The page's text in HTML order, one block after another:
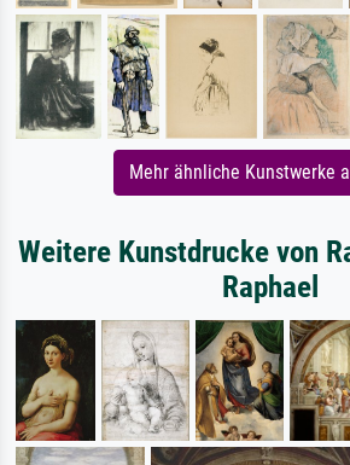
Mehr ähnliche Kunstwerke
Weitere Kunstdrucke von
Raphael